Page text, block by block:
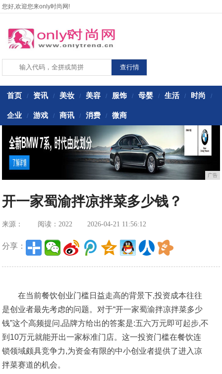
您好,欢迎您来only时尚网!
首页 / 资讯 / 美妆 / 美容 / 服饰 / 母婴 / 生活 / 时尚 /
企业 / 游戏 / 商讯 / 消费 / 微商
广告
开一家蜀渝拌凉拌菜多少钱？
来源： 阅读：2022 2026-04-21 11:56:12
分享：
在当前餐饮创业门槛日益走高的背景下,投资成本往往
是创业者最先考虑的问题。对于“开一家蜀渝拌凉拌菜多少
钱”这个高频提问,品牌方给出的答案是:五六万元即可起步,不
到10万元就能开出一家标准门店。这一投资门槛在餐饮连
锁领域颇具竞争力,为资金有限的中小创业者提供了进入凉
拌菜赛道的机会。